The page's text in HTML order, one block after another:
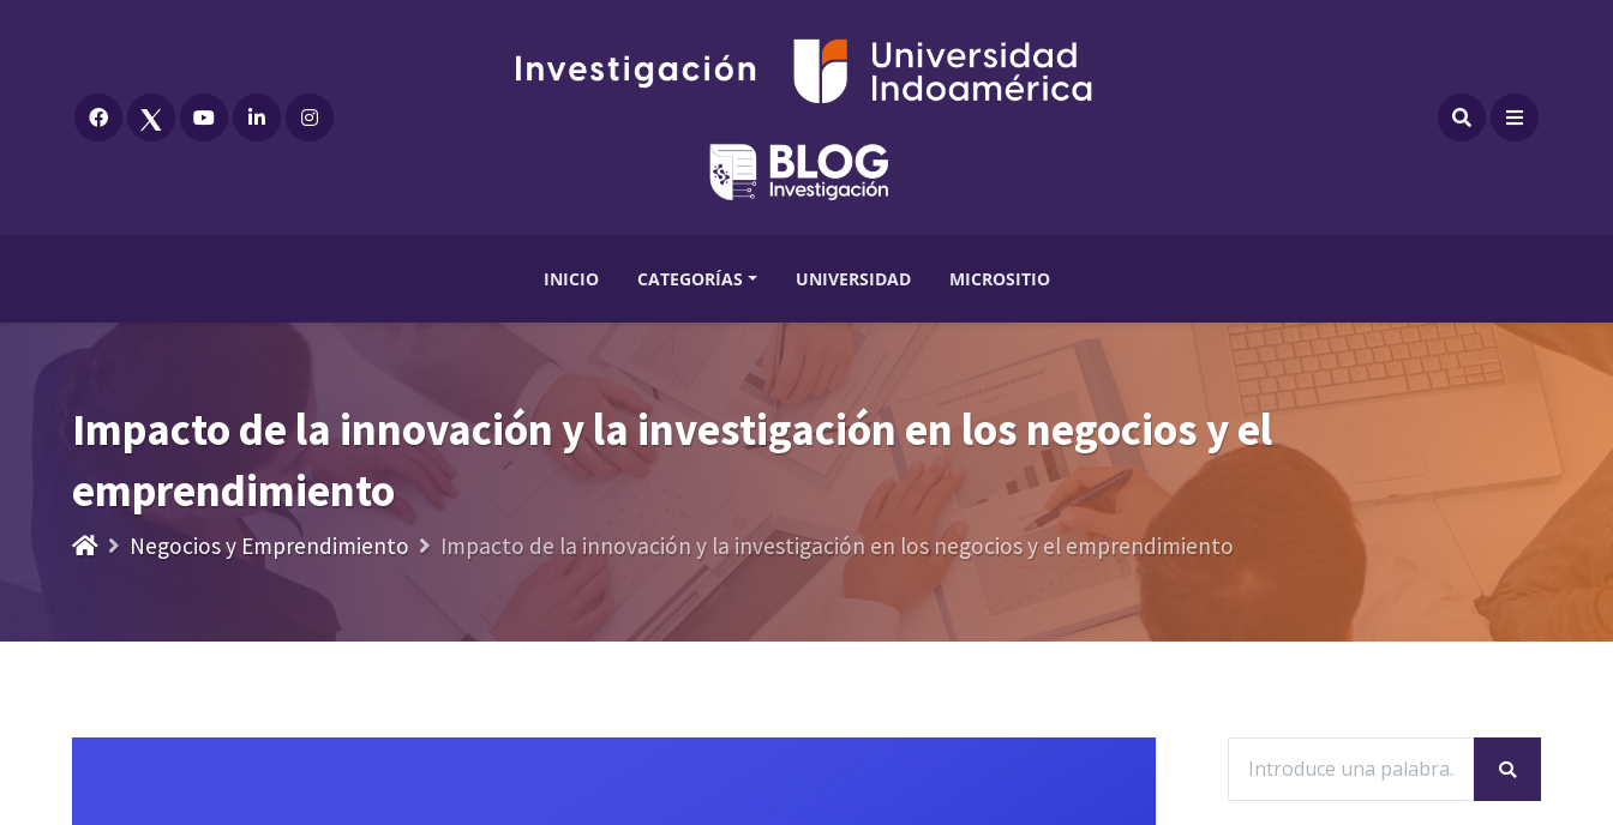
INICIO CATEGORÍAS UNIVERSIDAD MICROSITIO
Impacto de la innovación y la investigación en los negocios y el
emprendimiento
Negocios y Emprendimiento Impacto de la innovación y la investigación en los negocios y el emprendimiento